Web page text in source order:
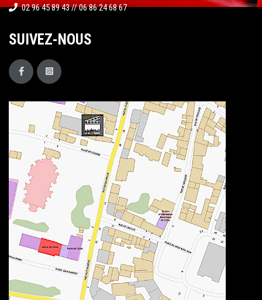
02 96 45 89 43 // 06 86 24 68 67
SUIVEZ-NOUS